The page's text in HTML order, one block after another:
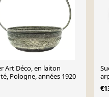
Art Déco, en laiton
Pologne, années 1920